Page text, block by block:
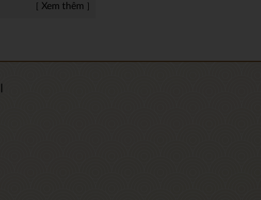
Xem thêm